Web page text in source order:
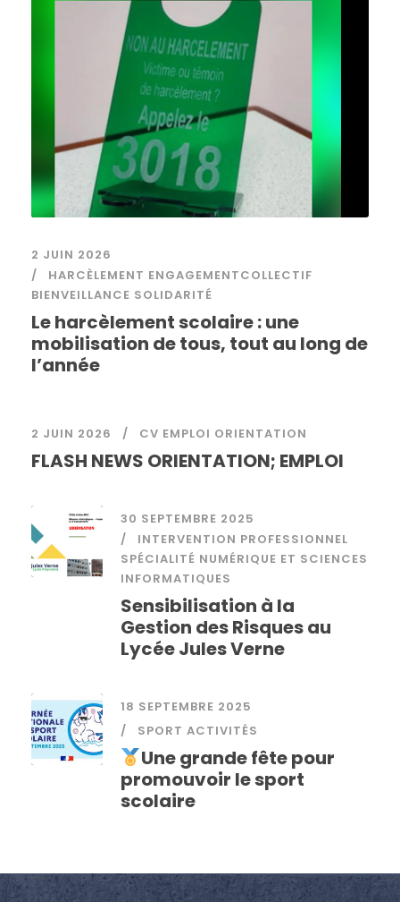
2 JUIN 2026
HARCÈLEMENT ENGAGEMENTCOLLECTIF
BIENVEILLANCE SOLIDARITÉ
Le harcèlement scolaire : une
mobilisation de tous, tout au long de
l’année
2 JUIN 2026 CV EMPLOI ORIENTATION
FLASH NEWS ORIENTATION; EMPLOI
30 SEPTEMBRE 2025
INTERVENTION PROFESSIONNEL
SPÉCIALITÉ NUMÉRIQUE ET SCIENCES
INFORMATIQUES
Sensibilisation à la
Gestion des Risques au
Lycée Jules Verne
18 SEPTEMBRE 2025
SPORT ACTIVITÉS
Une grande fête pour
promouvoir le sport
scolaire